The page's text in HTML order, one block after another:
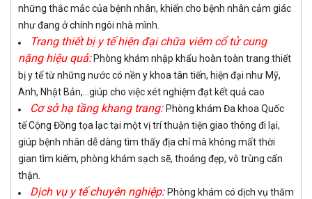
những thắc mắc của bệnh nhân, khiến cho bệnh nhân cảm giác
như đang ở chính ngôi nhà mình.
Trang thiết bị y tế hiện đại chữa viêm cổ tử cung
nặng hiệu quả:Phòng khám nhập khẩu hoàn toàn trang thiết
bị y tế từ những nước có nền y khoa tân tiến, hiện đại như Mỹ,
Anh, Nhật Bản,...giúp cho việc xét nghiệm đạt kết quả cao
Cơ sở hạ tầng khang trang: Phòng khám Đa khoa Quốc
tế Cộng Đồng tọa lạc tại một vị trí thuận tiện giao thông đi lại,
giúp bệnh nhân dễ dàng tìm thấy địa chỉ mà không mất thời
gian tìm kiếm, phòng khám sạch sẽ, thoáng đẹp, vô trùng cẩn
thận.
Dịch vụ y tế chuyên nghiệp: Phòng khám có dịch vụ thăm